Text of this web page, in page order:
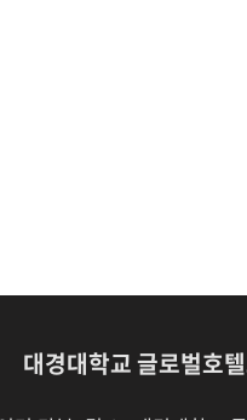
대경대학교 글로벌호